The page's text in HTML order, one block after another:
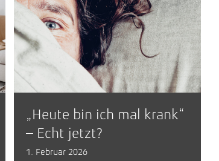
„Heute bin ich mal krank“
– Echt jetzt?
1. Februar 2026